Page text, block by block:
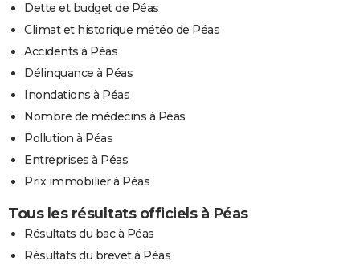
Dette et budget de Péas
Climat et historique météo de Péas
Accidents à Péas
Délinquance à Péas
Inondations à Péas
Nombre de médecins à Péas
Pollution à Péas
Entreprises à Péas
Prix immobilier à Péas
Tous les résultats officiels à Péas
Résultats du bac à Péas
Résultats du brevet à Péas